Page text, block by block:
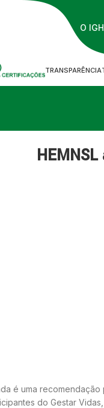
O IGH
TRANSPARÊNCIA
é uma
do Gestar